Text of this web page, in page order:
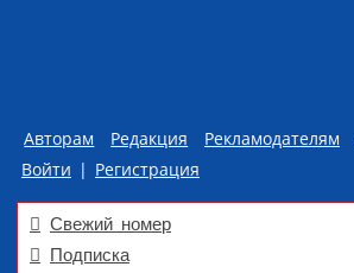
Авторам Редакция Рекламодателям
Войти | Регистрация
Свежий номер
Подписка